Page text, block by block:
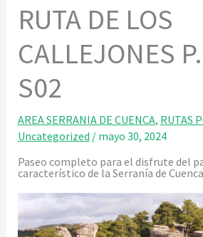
RUTA DE LOS
CALLEJONES
S02
AREA SERRANIA DE CUENCA, RUTAS
Uncategorized / mayo 30, 2024
Paseo completo para el disfrute del
característico de la Serranía de Cuenca